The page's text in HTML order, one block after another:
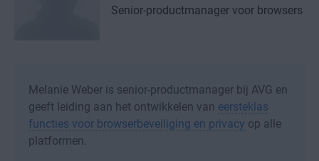
Senior-productmanager voor browsers
Melanie Weber is senior-productmanager bij AVG en
geeft leiding aan het ontwikkelen van eersteklas
functies voor browserbeveiliging en privacy op alle
platformen.